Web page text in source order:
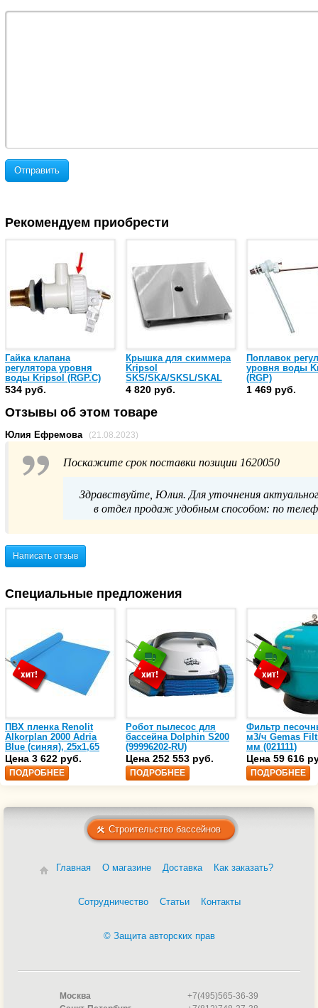
Отправить
Рекомендуем приобрести
Гайка клапана
регулятора уровня
воды Kripsol (RGP.С)
534 руб.
Крышка для скиммера
Kripsol
SKS/SKA/SKSL/SKAL
(RGP)
4 820 руб.
Поплавок
уровня воды
(RGP)
1 469 руб.
Отзывы об этом товаре
Юлия Ефремова (21.08.2023)
Поскажите срок поставки позиции 1620050
Здравствуйте, Юлия. Для уточнения
в отдел продаж удобным способом: по
Написать отзыв
Специальные предложения
ПВХ пленка Renolit
Alkorplan 2000 Adria
Blue (синяя), 25х1,65
(35216203)
Цена 3 622 руб.
ПОДРОБНЕЕ
Робот пылесос для
бассейна Dolphin S200
(99996202-RU)
Цена 252 553 руб.
ПОДРОБНЕЕ
Фильтр
м3/ч Gemas
мм (021111)
Цена 59 616
ПОДРОБНЕЕ
Строительство бассейнов
Главная О магазине Доставка Как заказать?
Сотрудничество Статьи Контакты
© Защита авторских прав
Москва
+7(495)565-36-39